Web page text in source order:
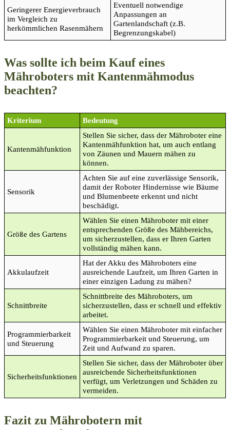
Geringerer Energieverbrauch
im Vergleich zu
herkömmlichen Rasenmähern
Eventuell notwendige
Anpassungen an
Gartenlandschaft (z.B.
Begrenzungskabel)
Was sollte ich beim Kauf eines
Mähroboters mit Kantenmähmodus
beachten?
Kriterium Bedeutung
Kantenmähfunktion
Stellen Sie sicher, dass der Mähroboter eine
Kantenmähfunktion hat, um auch entlang
von Zäunen und Mauern mähen zu
können.
Sensorik
Achten Sie auf eine zuverlässige Sensorik,
damit der Roboter Hindernisse wie Bäume
und Blumenbeete erkennt und nicht
beschädigt.
Größe des Gartens
Wählen Sie einen Mähroboter mit einer
entsprechenden Größe des Mähbereichs,
um sicherzustellen, dass er Ihren Garten
vollständig mähen kann.
Akkulaufzeit
Hat der Akku des Mähroboters eine
ausreichende Laufzeit, um Ihren Garten in
einer einzigen Ladung zu mähen?
Schnittbreite
Schnittbreite des Mähroboters, um
sicherzustellen, dass er schnell und effektiv
arbeitet.
Programmierbarkeit
und Steuerung
Wählen Sie einen Mähroboter mit einfacher
Programmierbarkeit und Steuerung, um
Zeit und Aufwand zu sparen.
Sicherheitsfunktionen
Stellen Sie sicher, dass der Mähroboter über
ausreichende Sicherheitsfunktionen
verfügt, um Verletzungen und Schäden zu
vermeiden.
Fazit zu Mährobotern mit